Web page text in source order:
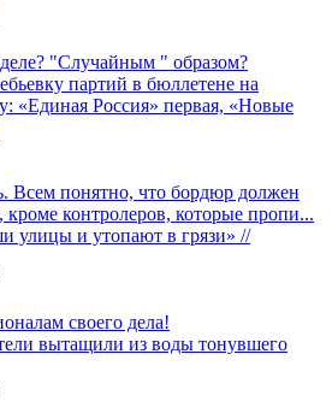
"Случайным " образом?
партий в бюллетене на
«Единая Россия» первая, «Новые
Всем понятно, что бордюр должен
контролеров, которые пропи...
улицы и утопают в грязи» //
своего дела!
вытащили из воды тонувшего